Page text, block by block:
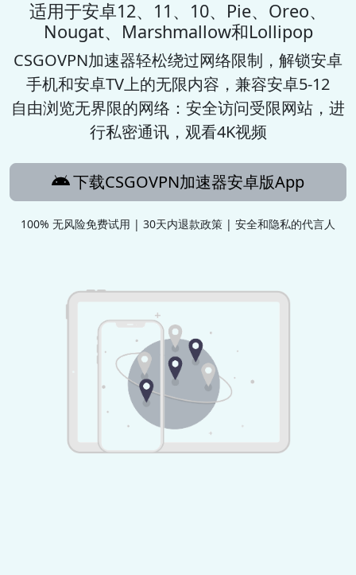
适用于安卓12、11、10、Pie、Oreo、
Nougat、Marshmallow和Lollipop
CSGOVPN加速器轻松绕过网络限制，解锁安卓
手机和安卓TV上的无限内容，兼容安卓5-12
自由浏览无界限的网络：安全访问受限网站，进
行私密通讯，观看4K视频
下载CSGOVPN加速器安卓版App
100% 无风险免费试用 | 30天内退款政策 | 安全和隐私的代言人